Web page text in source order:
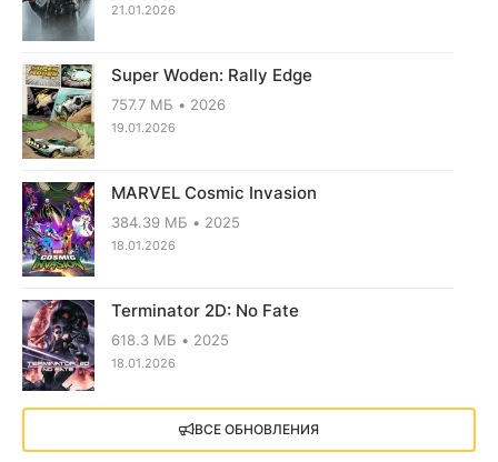
21.01.2026
Super Woden: Rally Edge
757.7 МБ 2026
19.01.2026
MARVEL Cosmic Invasion
384.39 МБ 2025
18.01.2026
Terminator 2D: No Fate
618.3 МБ 2025
18.01.2026
X4: Foundations (2018)
13.73 GB 2018
ВСЕ ОБНОВЛЕНИЯ